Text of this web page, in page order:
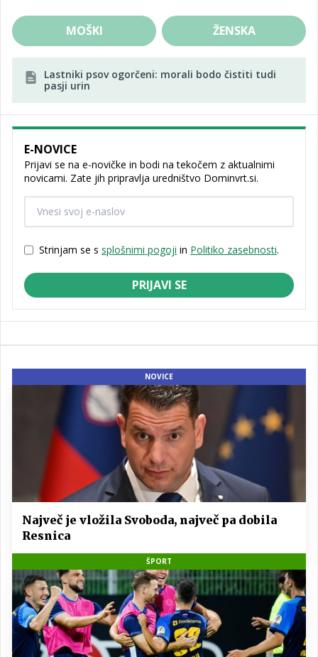
MOŠKI ŽENSKA
Lastniki psov ogorčeni: morali bodo čistiti tudi
pasji urin
E-NOVICE
Prijavi se na e-novičke in bodi na tekočem z aktualnimi
novicami. Zate jih pripravlja uredništvo Dominvrt.si.
Strinjam se s splošnimi pogoji in Politiko zasebnosti.
PRIJAVI SE
NOVICE
Največ je vložila Svoboda, največ pa dobila
Resnica
ŠPORT